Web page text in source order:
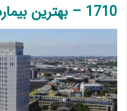
1710 – بهترین بیمارستان جهان در آلمان